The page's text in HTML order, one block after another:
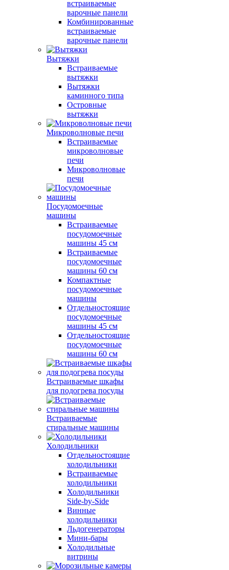
встраиваемые
варочные панели
Комбинированные
встраиваемые
варочные панели
Вытяжки
Встраиваемые
вытяжки
Вытяжки
каминного типа
Островные
вытяжки
Микроволновые печи
Встраиваемые
микроволновые
печи
Микроволновые
печи
Посудомоечные
машины
Встраиваемые
посудомоечные
машины 45 см
Встраиваемые
посудомоечные
машины 60 см
Компактные
посудомоечные
машины
Отдельностоящие
посудомоечные
машины 45 см
Отдельностоящие
посудомоечные
машины 60 см
Встраиваемые шкафы
для подогрева посуды
Встраиваемые
стиральные машины
Холодильники
Отдельностоящие
холодильники
Встраиваемые
холодильники
Холодильники
Side-by-Side
Винные
холодильники
Льдогенераторы
Мини-бары
Холодильные
витрины